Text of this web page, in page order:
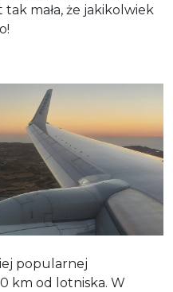
mała, że jakikolwiek
popularnej
km od lotniska. W